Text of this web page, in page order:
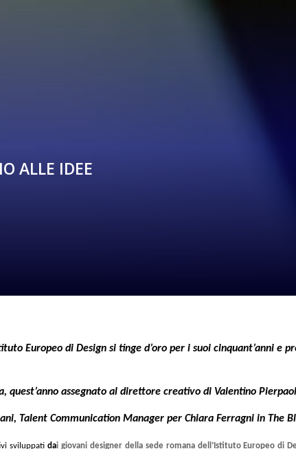
ALLE IDEE
Europeo di Design si tinge d’oro per i suoi cinquant’anni e
assegnato al direttore creativo di Valentino
Talent Communication Manager per Chiara Ferragni in The
sviluppati dai giovani designer della sede romana dell’Istituto Europeo di